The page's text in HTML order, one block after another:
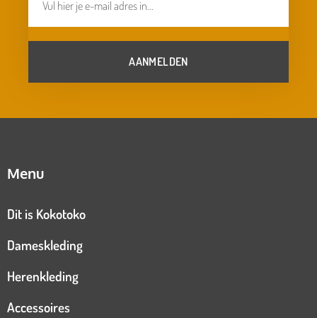
AANMELDEN
Menu
Dit is Kokotoko
Dameskleding
Herenkleding
Accessoires